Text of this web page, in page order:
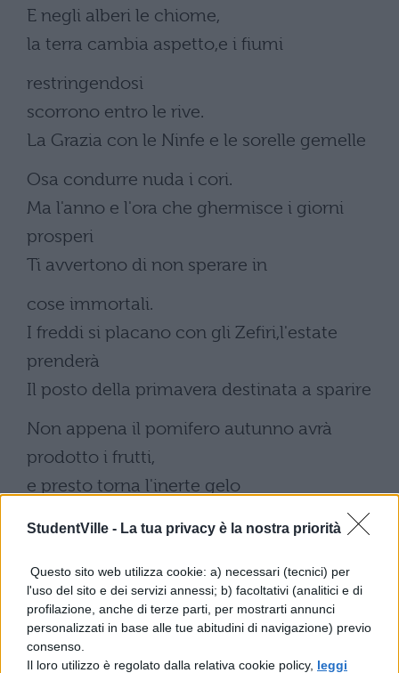
StudentVille - La tua privacy è la nostra priorità
Questo sito web utilizza cookie: a) necessari (tecnici) per
l'uso del sito e dei servizi annessi; b) facoltativi (analitici e di
profilazione, anche di terze parti, per mostrarti annunci
personalizzati in base alle tue abitudini di navigazione) previo
consenso.
Il loro utilizzo è regolato dalla relativa cookie policy, leggi
E negli alberi le chiome,
la terra cambia aspetto,e i fiumi
restringendosi
scorrono entro le rive.
La Grazia con le Ninfe e le sorelle gemelle
Osa condurre nuda i cori.
Ma l'anno e l'ora che ghermisce i giorni
prosperi
Ti avvertono di non sperare in
cose immortali.
I freddi si placano con gli Zefiri,l'estate
prenderà
Il posto della primavera destinata a sparire
Non appena il pomifero autunno avrà
prodotto i frutti,
e presto torna l'inerte gelo
invernale.
Noi,siamo caduti dove si trova
il padre Enea e il ricco
Tullo e Anco,